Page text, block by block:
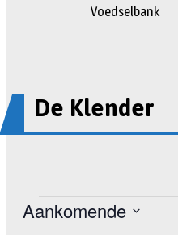
Voedselbank
De Klender